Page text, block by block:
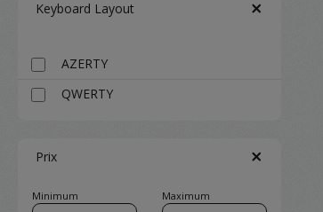
Keyboard Layout
AZERTY
QWERTY
Prix
Minimum Maximum